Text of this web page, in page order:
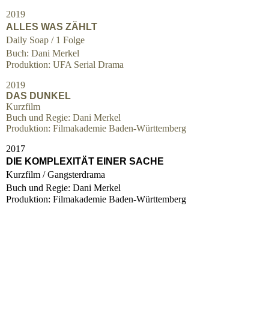
2019
ALLES WAS ZÄHLT
Daily Soap / 1 Folge
Buch: Dani Merkel
Produktion: UFA Serial Drama
2019
DAS DUNKEL
Kurzfilm
Buch und Regie: Dani Merkel
Produktion: Filmakademie Baden-Württemberg
2017
DIE KOMPLEXITÄT EINER SACHE
Kurzfilm / Gangsterdrama
Buch und Regie: Dani Merkel
Produktion: Filmakademie Baden-Württemberg